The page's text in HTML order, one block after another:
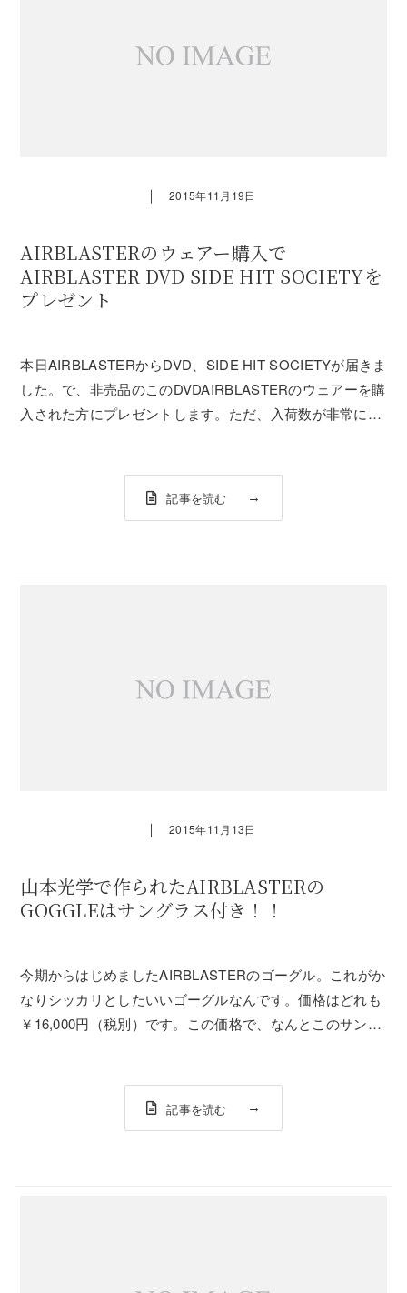
｜ 2015年11月19日
AIRBLASTERのウェアー購入で
AIRBLASTER DVD SIDE HIT SOCIETYを
プレゼント
本日AIRBLASTERからDVD、SIDE HIT SOCIETYが届きま
した。で、非売品のこのDVDAIRBLASTERのウェアーを購
入された方にプレゼントします。ただ、入荷数が非常に少
記事を読む
｜ 2015年11月13日
山本光学で作られたAIRBLASTERの
GOGGLEはサングラス付き！！
今期からはじめましたAIRBLASTERのゴーグル。これがか
なりシッカリとしたいいゴーグルなんです。価格はどれも
￥16,000円（税別）です。この価格で、なんとこのサング
記事を読む